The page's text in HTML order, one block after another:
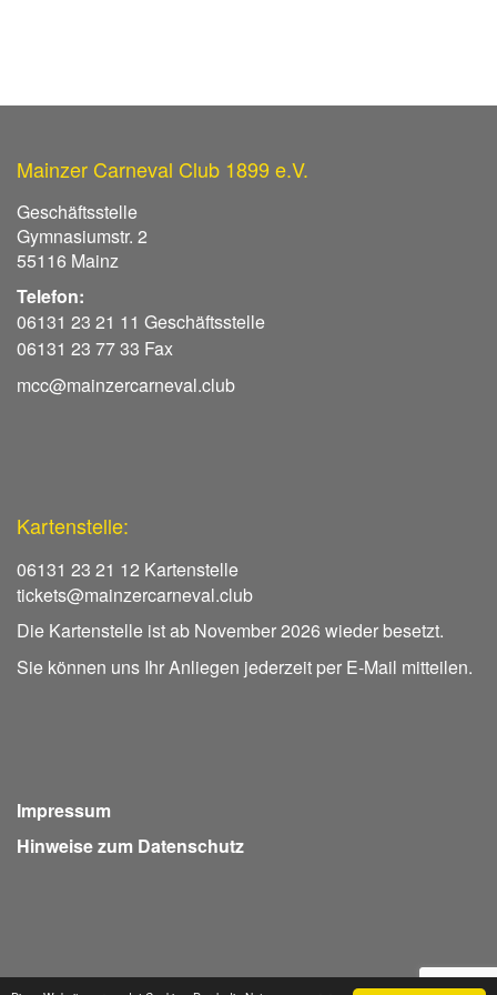
Mainzer Carneval Club 1899 e.V.
Geschäftsstelle
Gymnasiumstr. 2
55116 Mainz
Telefon:
06131 23 21 11 Geschäftsstelle
06131 23 77 33 Fax
mcc@mainzercarneval.club
Kartenstelle:
06131 23 21 12 Kartenstelle
tickets@mainzercarneval.club
Die Kartenstelle ist ab November 2026 wieder besetzt.
Sie können uns Ihr Anliegen jederzeit per E-Mail mitteilen.
Impressum
Hinweise zum Datenschutz